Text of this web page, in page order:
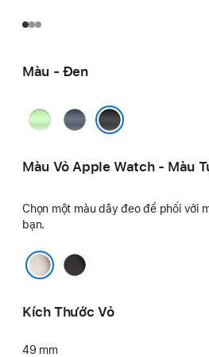
Màu - Đen
Xanh
Quang
Xanh
Neo
Màu Vỏ Apple Watch - Màu
Chọn một màu dây đeo để phối với
bạn.
Đen
Kích Thước Vỏ
49 mm